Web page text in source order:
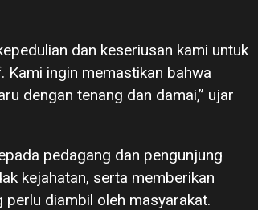
dan keseriusan kami untuk
Kami ingin memastikan bahwa
dengan tenang dan damai,” ujar
pedagang dan pengunjung
kejahatan, serta memberikan
diambil oleh masyarakat.